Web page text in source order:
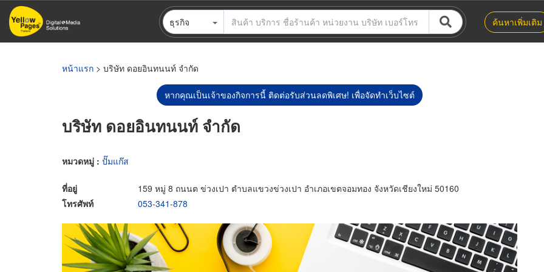
ข้าม
ไป
ธุรกิจ ค้นหาเพิ่มเติม
หน้าแรก > บริษัท ดอยอินทนนท์ จำกัด
หากคุณเป็นเจ้าของกิจการนี้ ติดต่อรับส่วนลดพิเศษ! เพื่อจัดทำเว็บไซต์
บริษัท ดอยอินทนนท์ จำกัด
หมวดหมู่ : ปั๊มแก๊ส
ที่อยู่
159 หมู่ 8 ถนนต ข่วงเปา ตำบลแขวงข่วงเปา อำเภอเขตจอมทอง จังหวัดเชียงใหม่ 50160
โทรศัพท์
053-341-878